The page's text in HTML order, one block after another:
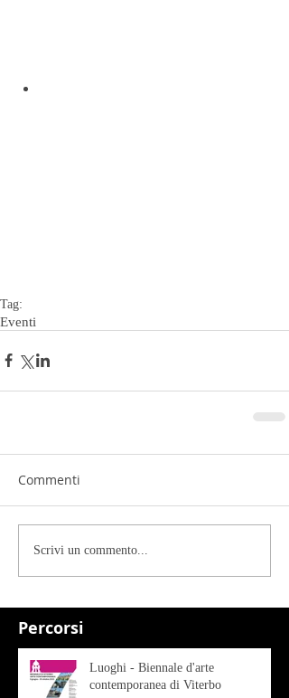
Percorsi
Tag:
Eventi
Commenti
Scrivi un commento...
Luoghi - Biennale d'arte
contemporanea di Viterbo